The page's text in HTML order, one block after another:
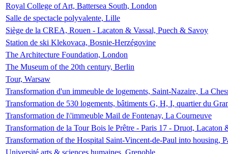
Royal College of Art, Battersea South, London
Salle de spectacle polyvalente, Lille
Siège de la CREA, Rouen - Lacaton & Vassal, Puech & Savoy
Station de ski Klekovaca, Bosnie-Herzégovine
The Architecture Foundation, London
The Museum of the 20th century, Berlin
Tour, Warsaw
Transformation d'un immeuble de logements, Saint-Nazaire, La
Transformation de 530 logements, bâtiments G, H, I, quartier du
Transformation de l\'immeuble Mail de Fontenay, La Courneuve
Transformation de la Tour Bois le Prêtre - Paris 17 - Druot, Lacaton
Transformation of the Hospital Saint-Vincent-de-Paul into housing,
Université arts & sciences humaines, Grenoble